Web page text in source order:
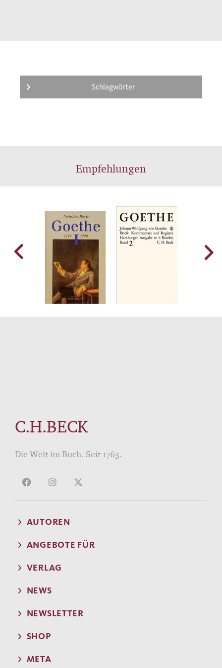
wunderbaren Neuentdeckungen, dem Karl-
May-Liebhaber als Treffpunkt mit „alten
Freunden“, die er noch besser kennenlernen
Schlagwörter
Empfehlungen
C.H.BECK
Die Welt im Buch. Seit 1763.
AUTOREN
ANGEBOTE FÜR
VERLAG
NEWS
NEWSLETTER
SHOP
META